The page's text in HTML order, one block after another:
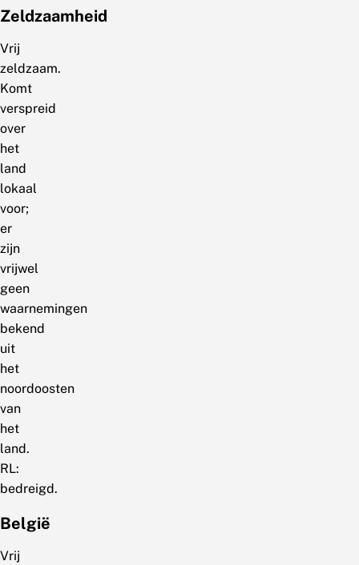
Zeldzaamheid
Vrij
zeldzaam.
Komt
verspreid
over
het
land
lokaal
voor;
er
zijn
vrijwel
geen
waarnemingen
bekend
uit
het
noordoosten
van
het
land.
RL:
bedreigd.
België
Vrij